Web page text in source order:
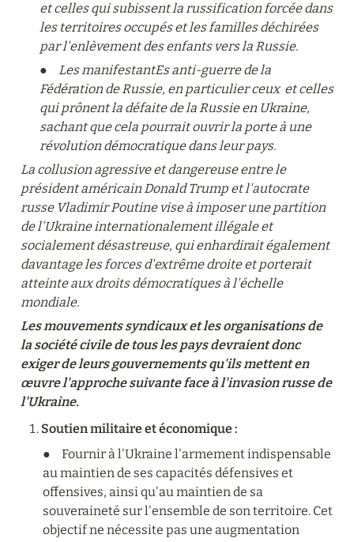
et celles qui subissent la russification forcée dans
les territoires occupés et les familles déchirées
par l'enlèvement des enfants vers la Russie.
●	Les manifestantEs anti-guerre de la
Fédération de Russie, en particulier ceux  et celles
qui prônent la défaite de la Russie en Ukraine,
sachant que cela pourrait ouvrir la porte à une
révolution démocratique dans leur pays.
La collusion agressive et dangereuse entre le
président américain Donald Trump et l'autocrate
russe Vladimir Poutine vise à imposer une partition
de l'Ukraine internationalement illégale et
socialement désastreuse, qui enhardirait également
davantage les forces d'extrême droite et porterait
atteinte aux droits démocratiques à l'échelle
mondiale.
Les mouvements syndicaux et les organisations de
la société civile de tous les pays devraient donc
exiger de leurs gouvernements qu'ils mettent en
œuvre l'approche suivante face à l'invasion russe de
l'Ukraine.
Soutien militaire et économique :
●	Fournir à l'Ukraine l'armement indispensable
au maintien de ses capacités défensives et
offensives, ainsi qu'au maintien de sa
souveraineté sur l'ensemble de son territoire. Cet
objectif ne nécessite pas une augmentation